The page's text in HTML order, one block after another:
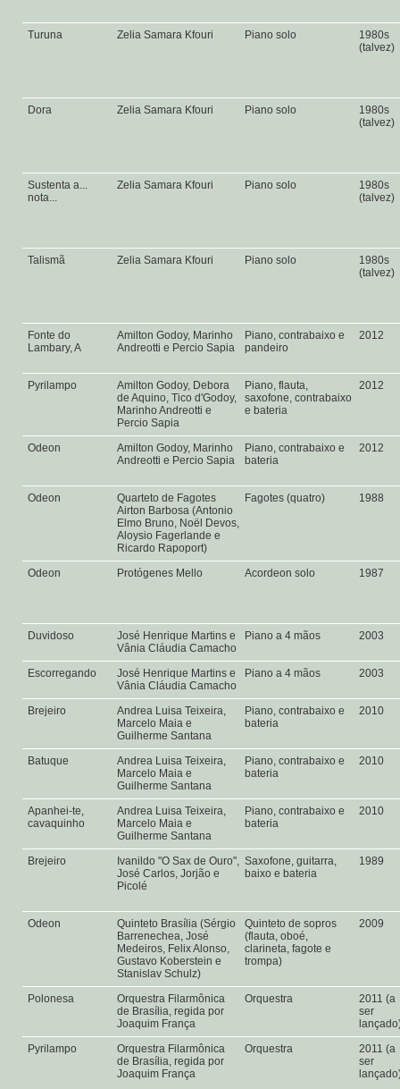
Turuna Zelia Samara Kfouri Piano solo
1980s
(talvez)
Dora Zelia Samara Kfouri Piano solo
1980s
(talvez)
Sustenta a...
nota...
Zelia Samara Kfouri Piano solo
1980s
(talvez)
Talismã Zelia Samara Kfouri Piano solo
1980s
(talvez)
Fonte do
Lambary, A
Amilton Godoy, Marinho
Andreotti e Percio Sapia
Piano, contrabaixo e
pandeiro
2012
Pyrilampo
Amilton Godoy, Debora
de Aquino, Tico d'Godoy,
Marinho Andreotti e
Percio Sapia
Piano, flauta,
saxofone, contrabaixo
e bateria
2012
Odeon
Amilton Godoy, Marinho
Andreotti e Percio Sapia
Piano, contrabaixo e
bateria
2012
Odeon
Quarteto de Fagotes
Airton Barbosa (Antonio
Elmo Bruno, Noël Devos,
Aloysio Fagerlande e
Ricardo Rapoport)
Fagotes (quatro) 1988
Odeon Protógenes Mello Acordeon solo 1987
Duvidoso
José Henrique Martins e
Vânia Cláudia Camacho
Piano a 4 mãos 2003
Escorregando
José Henrique Martins e
Vânia Cláudia Camacho
Piano a 4 mãos 2003
Brejeiro
Andrea Luisa Teixeira,
Marcelo Maia e
Guilherme Santana
Piano, contrabaixo e
bateria
2010
Batuque
Andrea Luisa Teixeira,
Marcelo Maia e
Guilherme Santana
Piano, contrabaixo e
bateria
2010
Apanhei-te,
cavaquinho
Andrea Luisa Teixeira,
Marcelo Maia e
Guilherme Santana
Piano, contrabaixo e
bateria
2010
Brejeiro
Ivanildo "O Sax de Ouro",
José Carlos, Jorjão e
Picolé
Saxofone, guitarra,
baixo e bateria
1989
Odeon
Quinteto Brasília (Sérgio
Barrenechea, José
Medeiros, Felix Alonso,
Gustavo Koberstein e
Stanislav Schulz)
Quinteto de sopros
(flauta, oboé,
clarineta, fagote e
trompa)
2009
Polonesa
Orquestra Filarmônica
de Brasília, regida por
Joaquim França
Orquestra
2011 (a
ser
Pyrilampo
Orquestra Filarmônica
de Brasília, regida por
Joaquim França
Orquestra
2011 (a
ser